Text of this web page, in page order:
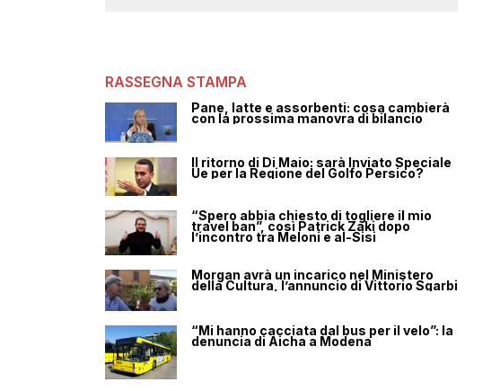
RASSEGNA STAMPA
Pane, latte e assorbenti: cosa cambierà
con la prossima manovra di bilancio
Il ritorno di Di Maio: sarà Inviato Speciale
Ue per la Regione del Golfo Persico?
“Spero abbia chiesto di togliere il mio
travel ban”, così Patrick Zaki dopo
l’incontro tra Meloni e al-Sisi
Morgan avrà un incarico nel Ministero
della Cultura, l’annuncio di Vittorio Sgarbi
“Mi hanno cacciata dal bus per il velo”: la
denuncia di Aicha a Modena